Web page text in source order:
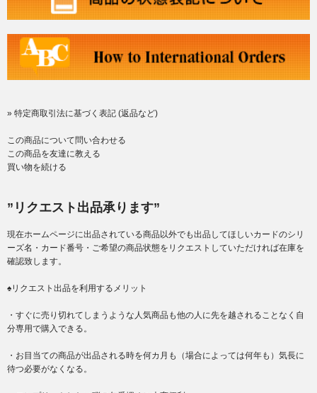
» 特定商取引法に基づく表記 (返品など)
この商品について問い合わせる
この商品を友達に教える
買い物を続ける
”リクエスト出品承ります”
現在ホームページに出品されている商品以外でも出品してほしいカードのシリ
ーズ名・カード番号・ご希望の商品状態をリクエストしていただければ在庫を
確認致します。
♠リクエスト出品を利用するメリット
・すぐに売り切れてしまうような人気商品も他の人に先を越されることなく自
分専用で購入できる。
・お目当ての商品が出品される時を何カ月も（場合によっては何年も）気長に
待つ必要がなくなる。